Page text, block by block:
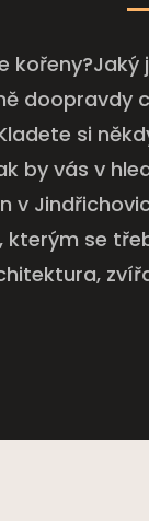
doopravdy
si
by vás v
v
kterým se